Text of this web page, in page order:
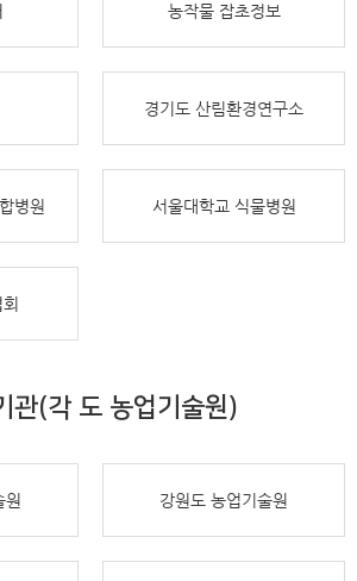
농작물 잡초정보
경기도 산림환경연구소
병원 서울대학교 식물병원
관(각 도 농업기술원)
원 강원도 농업기술원